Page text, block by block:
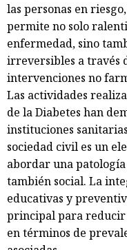
las personas en
permite no solo
enfermedad, sino
irreversibles a través
intervenciones no
Las actividades
de la Diabetes han
instituciones
sociedad civil es un
abordar una
también social. La
educativas y
principal para reducir
en términos de